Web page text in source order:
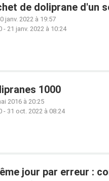
de doliprane d'un
janv. 2022 à 19:57
- 21 janv. 2022 à 10:24
1000
2016 à 20:25
- 31 oct. 2022 à 08:24
jour par erreur :